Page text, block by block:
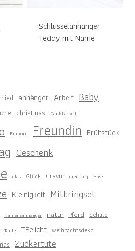
Schlüsselanhänger
Teddy mit Name
anhänger Arbeit Baby
christmas Dankbarkeit
Einhorn Freundin Frühstück
Geschenk
glas Glück Gravur greifring Hase
Kleinigkeit Mitbringsel
Namensanhänger natur Pferd Schule
Taufe TEelicht weihnachtsdeko
Zuckertüte